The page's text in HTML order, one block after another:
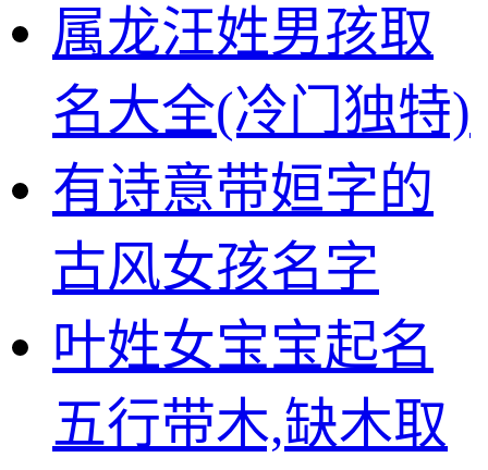
属龙汪姓男孩取
名大全(冷门独特)
有诗意带姮字的
古风女孩名字
叶姓女宝宝起名
五行带木,缺木取